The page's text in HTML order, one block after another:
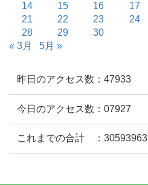
14
15 16 17
21
22 23 24
28
29
30
« 3月
5月 »
昨日のアクセス数：47933
今日のアクセス数：07927
これまでの合計 ：30593963